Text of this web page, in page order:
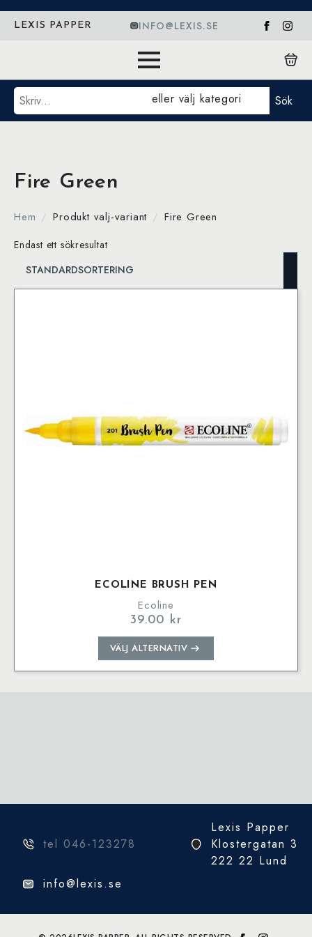
LEXIS PAPPER INFO@LEXIS.SE
Sök eller välj kategori Sök
Fire Green
Hem Produkt valj-variant Fire Green
Endast ett sökresultat
ECOLINE BRUSH PEN
Ecoline
39.00 kr
VÄLJ ALTERNATIV
Den
här
produkten
tel 046-123278
Lexis Papper
Klostergatan 3
222 22 Lund
info@lexis.se